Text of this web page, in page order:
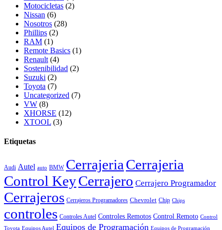
Motocicletas (2)
Nissan (6)
Nosotros (28)
Phillips (2)
RAM (1)
Remote Basics (1)
Renault (4)
Sostenibilidad (2)
Suzuki (2)
Toyota (7)
Uncategorized (7)
VW (8)
XHORSE (12)
XTOOL (3)
Etiquetas
Audi Autel auto BMW Cerrajeria Cerrajeria
Control KeyCerrajero Cerrajero Programador
Cerrajeros Cerrajeros Programadores Chevrolet Chip Chips
controles Controles Autel Controles Remotos Control Remoto Control
Toyota Equipos Autel Equipos de Programación Equipos de Programación